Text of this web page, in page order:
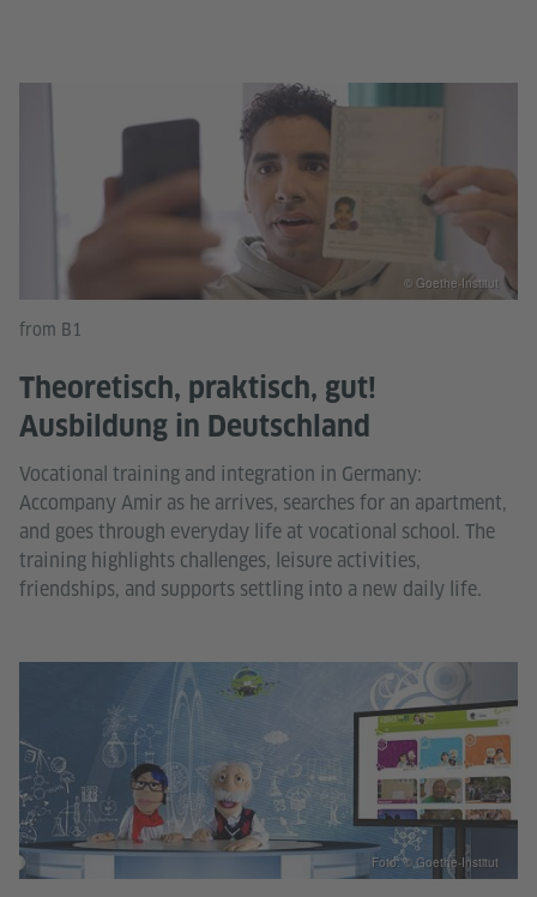
from B1
Theoretisch, praktisch, gut!
Ausbildung in Deutschland
Vocational training and integration in Germany:
Accompany Amir as he arrives, searches for an apartment,
and goes through everyday life at vocational school. The
training highlights challenges, leisure activities,
friendships, and supports settling into a new daily life.
© Goethe-Institut
Foto: © Goethe-Institut